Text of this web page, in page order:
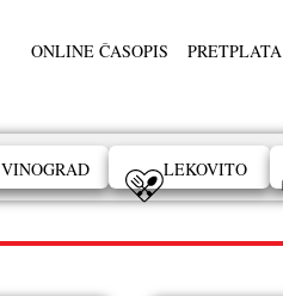
ONLINE ČASOPIS PRETPLATA
VINOGRAD LEKOVITO